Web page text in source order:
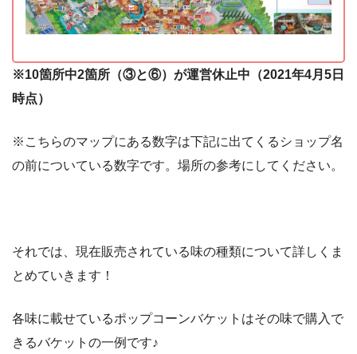
※10箇所中2箇所（③と⑥）が運営休止中（2021年4月5日
時点）
※こちらのマップにある数字は下記に出てくるショップ名
の前についている数字です。場所の参考にしてください。
それでは、現在販売されている味の種類について詳しくま
とめていきます！
各味に載せているポップコーンバケットはその味で購入で
きるバケットの一例です♪